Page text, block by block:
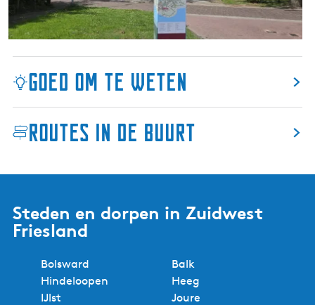
u
m
u
d
e
m
d
u
Goed om te weten
Routes in de buurt
Steden en dorpen in Zuidwest
Friesland
Bolsward
Balk
Hindeloopen
Heeg
IJlst
Joure